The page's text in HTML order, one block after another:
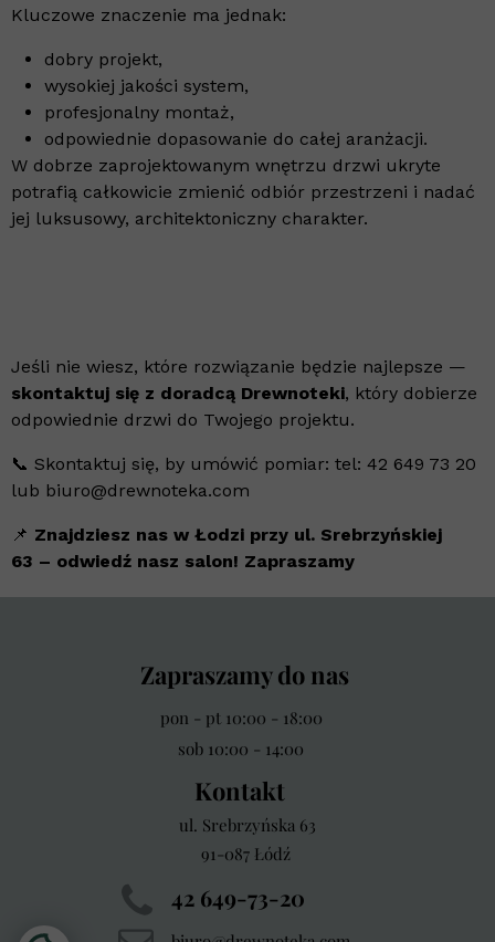
Kluczowe znaczenie ma jednak:
dobry projekt,
wysokiej jakości system,
profesjonalny montaż,
odpowiednie dopasowanie do całej aranżacji.
W dobrze zaprojektowanym wnętrzu drzwi ukryte
potrafią całkowicie zmienić odbiór przestrzeni i nadać
jej luksusowy, architektoniczny charakter.
Jeśli nie wiesz, które rozwiązanie będzie najlepsze —
skontaktuj się z doradcą Drewnoteki, który dobierze
odpowiednie drzwi do Twojego projektu.
📞 Skontaktuj się, by umówić pomiar: tel: 42 649 73 20
lub biuro@drewnoteka.com
📌 Znajdziesz nas w Łodzi przy ul. Srebrzyńskiej
63 – odwiedź nasz salon! Zapraszamy
Zapraszamy do nas
pon - pt 10:00 - 18:00
sob 10:00 - 14:00
42 649-73-20
ul. Srebrzyńska 63
91-087 Łódź
Kontakt